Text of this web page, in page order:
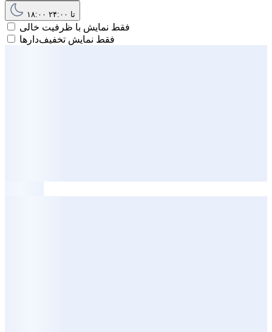
۱۸:۰۰ تا ۲۴:۰۰
فقط نمایش با ظرفیت خالی
فقط نمایش تخفیف‌دارها